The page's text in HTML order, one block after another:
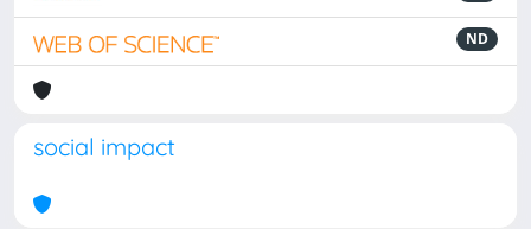
ND
social impact